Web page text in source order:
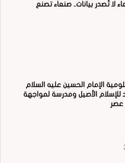
لا تُصدر بيانات.. صنعاء تصنع
الإمام الحسين عليه السلام
للإسلام الأصيل ومدرسة لمواجهة
عصر